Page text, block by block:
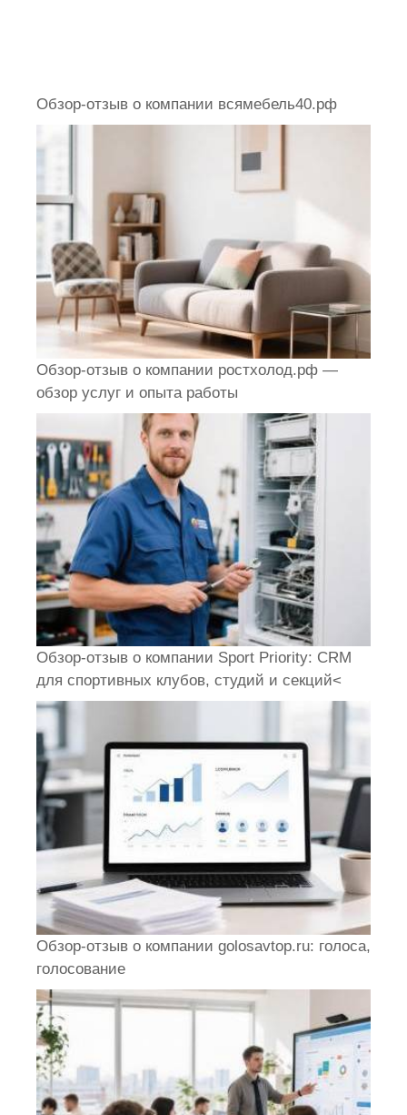
Обзор-отзыв о компании всямебель40.рф
Обзор-отзыв о компании ростхолод.рф —
обзор услуг и опыта работы
Обзор-отзыв о компании Sport Priority: CRM
для спортивных клубов, студий и секций<
Обзор-отзыв о компании golosavtop.ru: голоса,
голосование